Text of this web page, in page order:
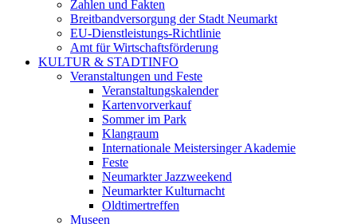
Zahlen und Fakten
Breitbandversorgung der Stadt Neumarkt
EU-Dienstleistungs-Richtlinie
Amt für Wirtschaftsförderung
KULTUR & STADTINFO
Veranstaltungen und Feste
Veranstaltungskalender
Kartenvorverkauf
Sommer im Park
Klangraum
Internationale Meistersinger Akademie
Feste
Neumarkter Jazzweekend
Neumarkter Kulturnacht
Oldtimertreffen
Museen